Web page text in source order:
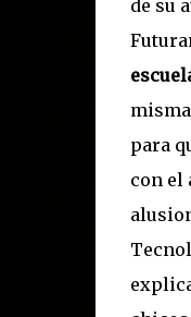
de su
para
con el